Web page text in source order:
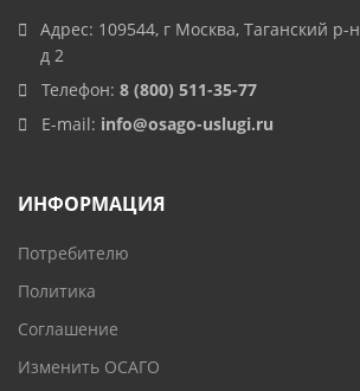
Адрес: 109544, г Москва, Таганский р-
д 2
Телефон: 8 (800) 511-35-77
E-mail: info@osago-uslugi.ru
ИНФОРМАЦИЯ
Потребителю
Политика
Соглашение
Изменить ОСАГО